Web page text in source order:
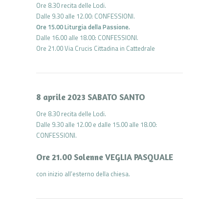
Ore 8.30 recita delle Lodi.
Dalle 9.30 alle 12.00: CONFESSIONI.
Ore 15.00 Liturgia della Passione.
Dalle 16.00 alle 18.00: CONFESSIONI.
Ore 21.00 Via Crucis Cittadina in Cattedrale
8 aprile 2023 SABATO SANTO
Ore 8.30 recita delle Lodi.
Dalle 9.30 alle 12.00 e dalle 15.00 alle 18.00:
CONFESSIONI.
Ore 21.00 Solenne VEGLIA PASQUALE
con inizio all’esterno della chiesa.